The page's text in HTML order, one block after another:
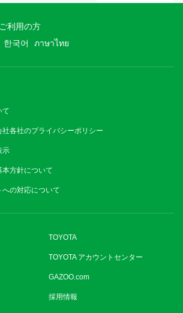
利用の方
한국어 ภาษาไทย
て
社各社のプライバシーポリシー
示
方針について
の対応について
TOYOTA
TOYOTA アカウントセンター
GAZOO.com
採用情報